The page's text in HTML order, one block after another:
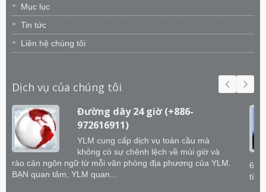
Mục lục
Tin tức
Liên hệ chúng tôi
Dịch vụ của chúng tôi
Đường dây 24 giờ (+886-
972616911)
YLM cung cấp dịch vụ toàn cầu mà
không có sự chênh lệch về múi giờ và
rào cản ngôn ngữ từ mỗi văn phòng địa phương của YLM.
BẠN quan tâm, YLM quan...
60
tích